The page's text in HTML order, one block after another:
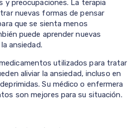
y preocupaciones. La terapia
nuevas formas de pensar
que se sienta menos
puede aprender nuevas
ansiedad.
utilizados para tratar
aliviar la ansiedad, incluso en
Su médico o enfermera
son mejores para su situación.